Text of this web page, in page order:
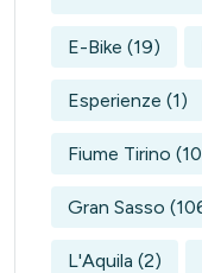
E-Bike (19)
Esperienze (1)
Fiume Tirino
Gran Sasso
L'Aquila (2)